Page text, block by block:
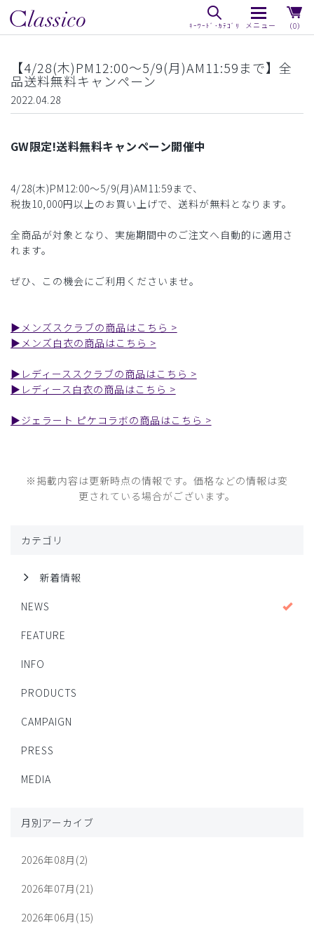
（0）
【4/28(木)PM12:00〜5/9(月)AM11:59まで】全
品送料無料キャンペーン
2022.04.28
GW限定!送料無料キャンペーン開催中
4/28(木)PM12:00〜5/9(月)AM11:59まで、
税抜10,000円以上のお買い上げで、送料が無料となります。
全商品が対象となり、実施期間中のご注文へ自動的に適用さ
れます。
ぜひ、この機会にご利用くださいませ。
▶︎メンズスクラブの商品はこちら >
▶︎メンズ白衣の商品はこちら >
▶︎レディーススクラブの商品はこちら >
▶︎レディース白衣の商品はこちら >
▶︎ジェラート ピケコラボの商品はこちら >
※掲載内容は更新時点の情報です。価格などの情報は変
更されている場合がございます。
カテゴリ
新着情報
NEWS
FEATURE
INFO
PRODUCTS
CAMPAIGN
PRESS
MEDIA
月別アーカイブ
2026年08月(2)
2026年07月(21)
2026年06月(15)